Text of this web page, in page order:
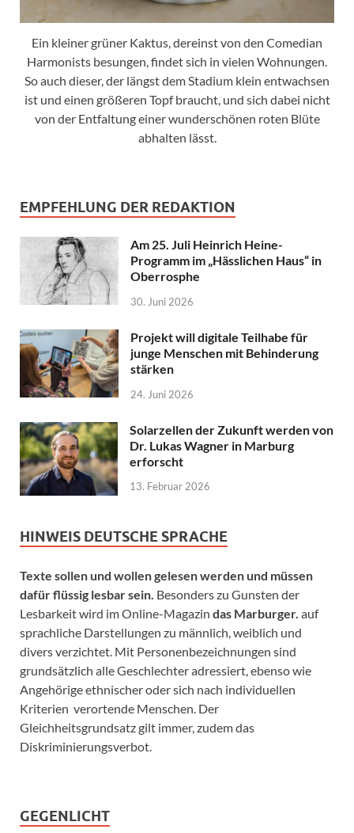
Ein kleiner grüner Kaktus, dereinst von den Comedian
Harmonists besungen, findet sich in vielen Wohnungen.
So auch dieser, der längst dem Stadium klein entwachsen
ist und einen größeren Topf braucht, und sich dabei nicht
von der Entfaltung einer wunderschönen roten Blüte
abhalten lässt.
EMPFEHLUNG DER REDAKTION
Am 25. Juli Heinrich Heine-
Programm im „Hässlichen Haus“ in
Oberrosphe
30. Juni 2026
Projekt will digitale Teilhabe für
junge Menschen mit Behinderung
stärken
24. Juni 2026
Solarzellen der Zukunft werden von
Dr. Lukas Wagner in Marburg
erforscht
13. Februar 2026
HINWEIS DEUTSCHE SPRACHE
Texte sollen und wollen gelesen werden und müssen
dafür flüssig lesbar sein. Besonders zu Gunsten der
Lesbarkeit wird im Online-Magazin das Marburger. auf
sprachliche Darstellungen zu männlich, weiblich und
divers verzichtet. Mit Personenbezeichnungen sind
grundsätzlich alle Geschlechter adressiert, ebenso wie
Angehörige ethnischer oder sich nach individuellen
Kriterien verortende Menschen. Der
Gleichheitsgrundsatz gilt immer, zudem das
Diskriminierungsverbot.
GEGENLICHT